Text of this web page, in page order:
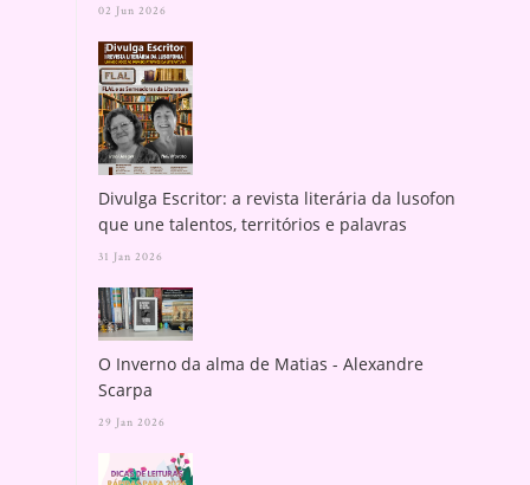
02 Jun 2026
Divulga Escritor: a revista literária da lusofonia
que une talentos, territórios e palavras
31 Jan 2026
O Inverno da alma de Matias - Alexandre
Scarpa
29 Jan 2026